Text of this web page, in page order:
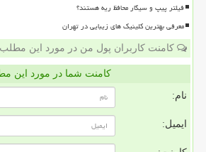
فیلتر پیپ و سیگار محافظ ریه هستند؟
معرفی بهترین کلینیک های زیبایی در تهران
کامنت کاربران پول من در مورد این مطلب
کامنت شما در مورد این
نام:
ایمیل: